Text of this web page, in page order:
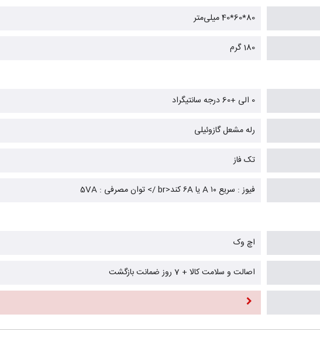
80*60*40 میلی‌متر
180 گرم
0 الی +60 درجه سانتیگراد
رله مشعل گازوئیلی
تک فاز
فیوز : سریع ۱۰ A یا ۶A کند<br /> توان مصرفی : 5VA
اچ وک
اصالت و سلامت کالا + 7 روز ضمانت بازگشت